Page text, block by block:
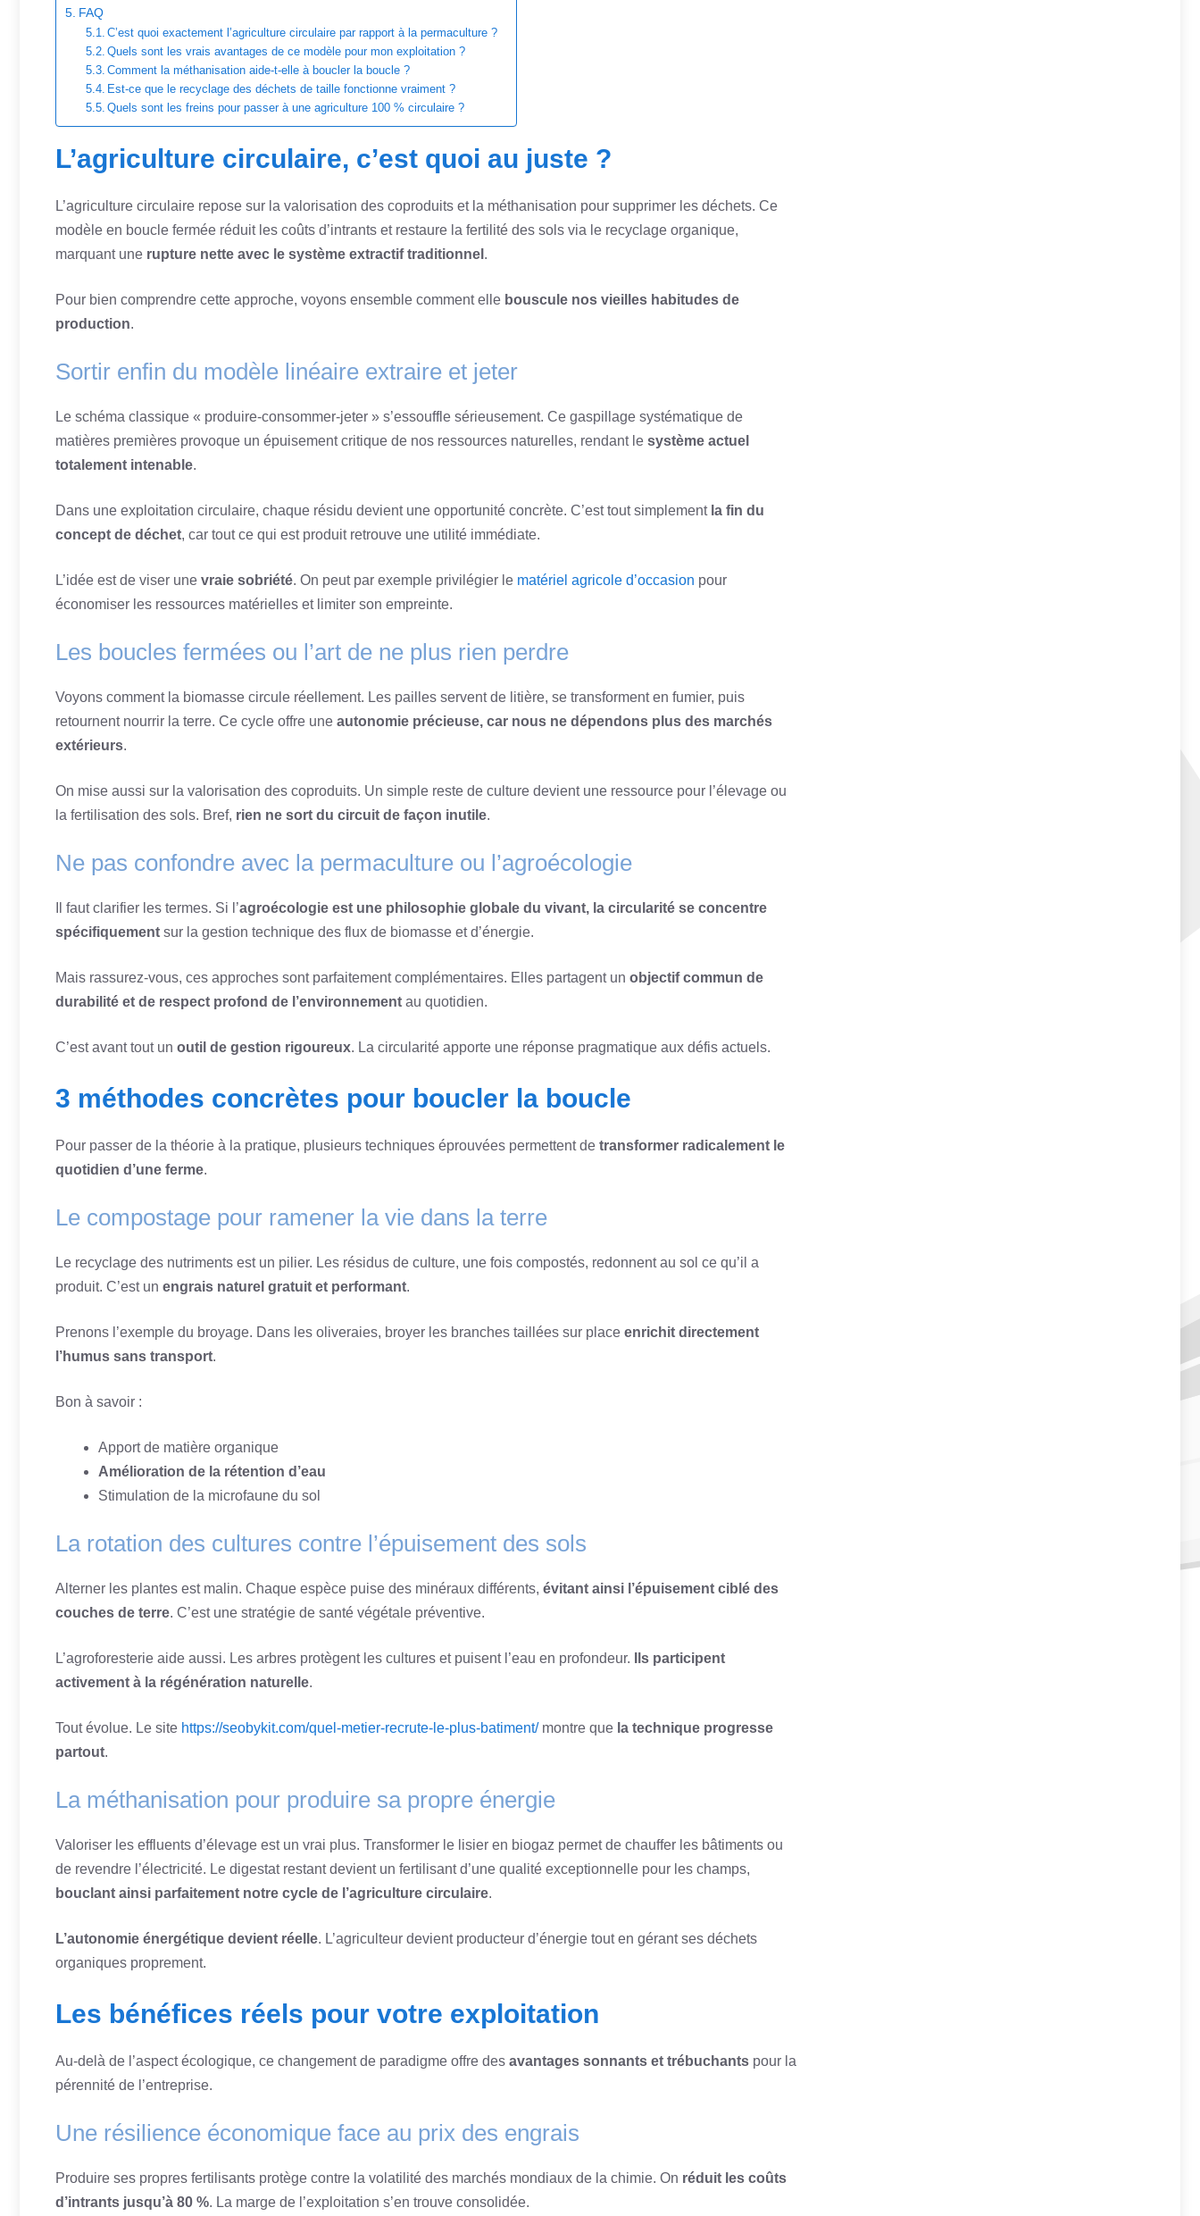
FAQ
C’est quoi exactement l’agriculture circulaire par rapport à la permaculture ?
Quels sont les vrais avantages de ce modèle pour mon exploitation ?
Comment la méthanisation aide-t-elle à boucler la boucle ?
Est-ce que le recyclage des déchets de taille fonctionne vraiment ?
Quels sont les freins pour passer à une agriculture 100 % circulaire ?
L’agriculture circulaire, c’est quoi au juste ?
L’agriculture circulaire repose sur la valorisation des coproduits et la méthanisation pour supprimer les déchets. Ce
modèle en boucle fermée réduit les coûts d’intrants et restaure la fertilité des sols via le recyclage organique,
marquant une rupture nette avec le système extractif traditionnel .
Pour bien comprendre cette approche, voyons ensemble comment elle bouscule nos vieilles habitudes de
production.
Sortir enfin du modèle linéaire extraire et jeter
Le schéma classique « produire-consommer-jeter » s’essouffle sérieusement. Ce gaspillage systématique de
matières premières provoque un épuisement critique de nos ressources naturelles, rendant le système actuel
totalement intenable.
Dans une exploitation circulaire, chaque résidu devient une opportunité concrète. C’est tout simplement la fin du
concept de déchet, car tout ce qui est produit retrouve une utilité immédiate.
L’idée est de viser une vraie sobriété. On peut par exemple privilégier le matériel agricole d’occasion pour
économiser les ressources matérielles et limiter son empreinte.
Les boucles fermées ou l’art de ne plus rien perdre
Voyons comment la biomasse circule réellement. Les pailles servent de litière, se transforment en fumier, puis
retournent nourrir la terre. Ce cycle offre une autonomie précieuse, car nous ne dépendons plus des marchés
extérieurs.
On mise aussi sur la valorisation des coproduits. Un simple reste de culture devient une ressource pour l’élevage ou
la fertilisation des sols. Bref, rien ne sort du circuit de façon inutile.
Ne pas confondre avec la permaculture ou l’agroécologie
Il faut clarifier les termes. Si l’agroécologie est une philosophie globale du vivant, la circularité se concentre
spécifiquement sur la gestion technique des flux de biomasse et d’énergie.
Mais rassurez-vous, ces approches sont parfaitement complémentaires. Elles partagent un objectif commun de
durabilité et de respect profond de l’environnement au quotidien.
C’est avant tout un outil de gestion rigoureux. La circularité apporte une réponse pragmatique aux défis actuels.
3 méthodes concrètes pour boucler la boucle
Pour passer de la théorie à la pratique, plusieurs techniques éprouvées permettent de transformer radicalement le
quotidien d’une ferme.
Le compostage pour ramener la vie dans la terre
Le recyclage des nutriments est un pilier. Les résidus de culture, une fois compostés, redonnent au sol ce qu’il a
produit. C’est un engrais naturel gratuit et performant.
Prenons l’exemple du broyage. Dans les oliveraies, broyer les branches taillées sur place enrichit directement
l’humus sans transport.
Bon à savoir :
Apport de matière organique
Amélioration de la rétention d’eau
Stimulation de la microfaune du sol
La rotation des cultures contre l’épuisement des sols
Alterner les plantes est malin. Chaque espèce puise des minéraux différents, évitant ainsi l’épuisement ciblé des
couches de terre. C’est une stratégie de santé végétale préventive.
L’agroforesterie aide aussi. Les arbres protègent les cultures et puisent l’eau en profondeur.
Ils participent
activement à la régénération naturelle.
Tout évolue. Le site https://seobykit.com/quel-metier-recrute-le-plus-batiment/montre que la technique progresse
partout.
La méthanisation pour produire sa propre énergie
Valoriser les effluents d’élevage est un vrai plus. Transformer le lisier en biogaz permet de chauffer les bâtiments ou
de revendre l’électricité. Le digestat restant devient un fertilisant d’une qualité exceptionnelle pour les champs,
bouclant ainsi parfaitement notre cycle de l’agriculture circulaire.
L’autonomie énergétique devient réelle. L’agriculteur devient producteur d’énergie tout en gérant ses déchets
organiques proprement.
Les bénéfices réels pour votre exploitation
Au-delà de l’aspect écologique, ce changement de paradigme offre des avantages sonnants et trébuchants pour la
pérennité de l’entreprise.
Une résilience économique face au prix des engrais
Produire ses propres fertilisants protège contre la volatilité des marchés mondiaux de la chimie. On réduit les coûts
d’intrants jusqu’à 80 %. La marge de l’exploitation s’en trouve consolidée.